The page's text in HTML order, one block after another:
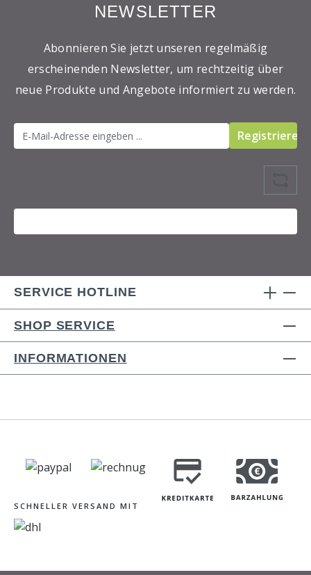
NEWSLETTER
Abonnieren Sie jetzt unseren regelmäßig
erscheinenden Newsletter, um rechtzeitig über
neue Produkte und Angebote informiert zu werden.
Registrieren
SERVICE HOTLINE
SHOP SERVICE
INFORMATIONEN
SCHNELLER VERSAND MIT